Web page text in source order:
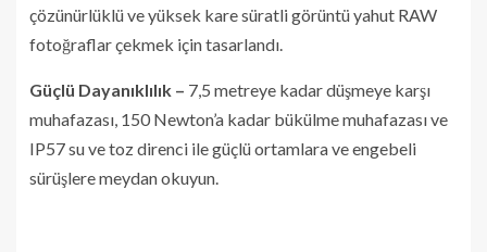
çözünürlüklü ve yüksek kare süratli görüntü yahut RAW
fotoğraflar çekmek için tasarlandı.
Güçlü Dayanıklılık – 7,5 metreye kadar düşmeye karşı
muhafazası, 150 Newton’a kadar bükülme muhafazası ve
IP57 su ve toz direnci ile güçlü ortamlara ve engebeli
sürüşlere meydan okuyun.